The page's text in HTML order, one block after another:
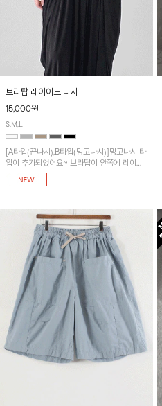
브라탑 레이어드 나시
15,000원
S,M,L
[A타입(끈나시),B타입(망고나시)]망고나시 타
입이 추가되었어요~ 브라탑이 안쪽에 레이어
드 되어 실용적인 나시!